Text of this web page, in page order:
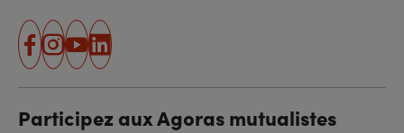
facebook
instagram
youtube
linkedin
Participez aux Agoras mutualistes